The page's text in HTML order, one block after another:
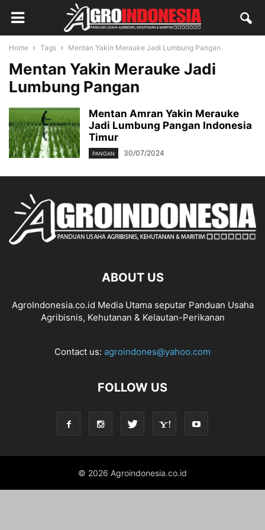
Home Tags Mentan Yakin Merauke Jadi Lumbung Pangan
Mentan Yakin Merauke Jadi
Lumbung Pangan
Mentan Amran Yakin Merauke
Jadi Lumbung Pangan Indonesia
Timur
PANGAN 30/07/2024
ABOUT US
AgroIndonesia.co.id Media Utama seputar Panduan Usaha
Agribisnis, Kehutanan & Kelautan-Perikanan
Contact us: agroindones@yahoo.com
FOLLOW US
© 2026 Agroindonesia.co.id